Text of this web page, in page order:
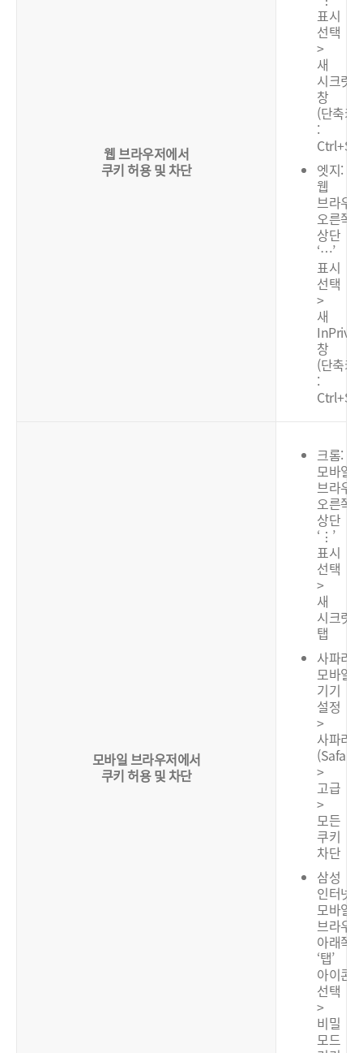
웹 브라우저에서
쿠키 허용 및 차단
표시
선택
>
새
시크릿
창
(단축키
:
엣지:
웹
브라우저
오른쪽
상단
‘…’
표시
선택
>
새
창
(단축키
:
모바일 브라우저에서
쿠키 허용 및 차단
크롬:
모바일
브라우저
오른쪽
상단
‘⋮’
표시
선택
>
새
시크릿
탭
사파리:
모바일
기기
설정
>
사파리
(Safari)
>
고급
>
모든
쿠키
차단
삼성
인터넷:
모바일
브라우저
아래쪽
‘탭’
아이콘
선택
>
비밀
모드